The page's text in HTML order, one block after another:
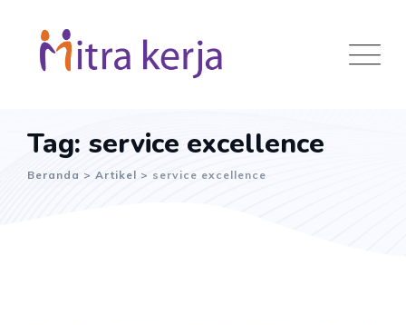
content
Tag: service excellence
Beranda > Artikel > service excellence